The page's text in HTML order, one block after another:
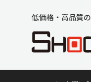
低価格・高品質